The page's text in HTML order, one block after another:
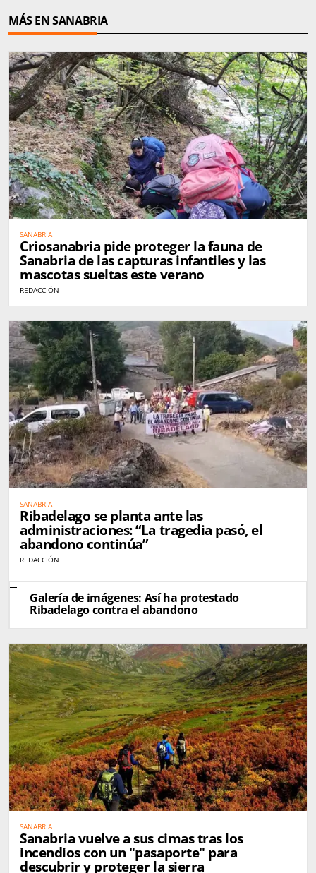
MÁS EN SANABRIA
SANABRIA
Criosanabria pide proteger la fauna de
Sanabria de las capturas infantiles y las
mascotas sueltas este verano
REDACCIÓN
SANABRIA
Ribadelago se planta ante las
administraciones: “La tragedia pasó, el
abandono continúa”
REDACCIÓN
Galería de imágenes: Así ha protestado
Ribadelago contra el abandono
SANABRIA
Sanabria vuelve a sus cimas tras los
incendios con un "pasaporte" para
descubrir y proteger la sierra